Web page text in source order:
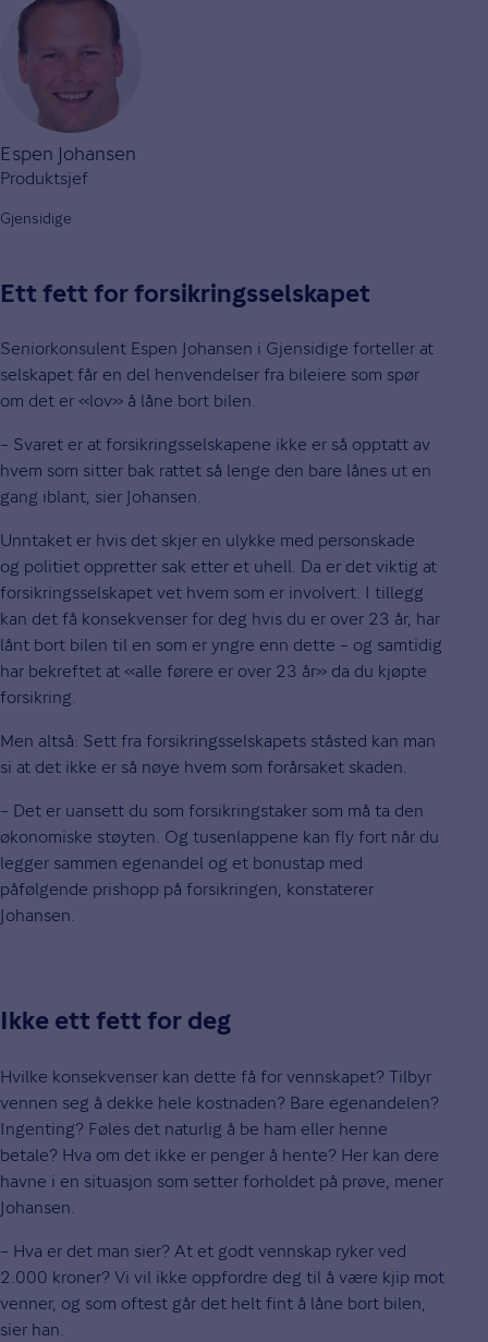
Espen Johansen
Produktsjef
Gjensidige
Ett fett for forsikringsselskapet
Seniorkonsulent Espen Johansen i Gjensidige forteller at
selskapet får en del henvendelser fra bileiere som spør
om det er «lov» å låne bort bilen.
– Svaret er at forsikringsselskapene ikke er så opptatt av
hvem som sitter bak rattet så lenge den bare lånes ut en
gang iblant, sier Johansen.
Unntaket er hvis det skjer en ulykke med personskade
og politiet oppretter sak etter et uhell. Da er det viktig at
forsikringsselskapet vet hvem som er involvert. I tillegg
kan det få konsekvenser for deg hvis du er over 23 år, har
lånt bort bilen til en som er yngre enn dette – og samtidig
har bekreftet at «alle førere er over 23 år» da du kjøpte
forsikring.
Men altså: Sett fra forsikringsselskapets ståsted kan man
si at det ikke er så nøye hvem som forårsaket skaden.
– Det er uansett du som forsikringstaker som må ta den
økonomiske støyten. Og tusenlappene kan fly fort når du
legger sammen egenandel og et bonustap med
påfølgende prishopp på forsikringen, konstaterer
Johansen.
Ikke ett fett for deg
Hvilke konsekvenser kan dette få for vennskapet? Tilbyr
vennen seg å dekke hele kostnaden? Bare egenandelen?
Ingenting? Føles det naturlig å be ham eller henne
betale? Hva om det ikke er penger å hente? Her kan dere
havne i en situasjon som setter forholdet på prøve, mener
Johansen.
– Hva er det man sier? At et godt vennskap ryker ved
2.000 kroner? Vi vil ikke oppfordre deg til å være kjip mot
venner, og som oftest går det helt fint å låne bort bilen,
sier han.